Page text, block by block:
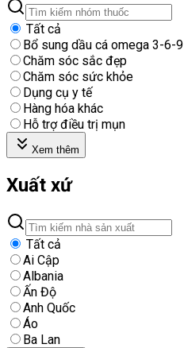
Tất cả
Bổ sung dầu cá omega 3-6-9
Chăm sóc sắc đẹp
Chăm sóc sức khỏe
Dụng cụ y tế
Hàng hóa khác
Hỗ trợ điều trị mụn
Xem thêm
Xuất xứ
Tất cả
Ai Cập
Albania
Ấn Độ
Anh Quốc
Áo
Ba Lan